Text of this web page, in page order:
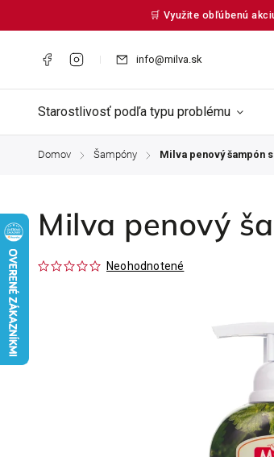
🛒 Využite obľúbenú
info@milva.sk
Starostlivosť podľa typu problému
Domov / Šampóny / Milva penový šampón
Milva penový
Neohodnotené